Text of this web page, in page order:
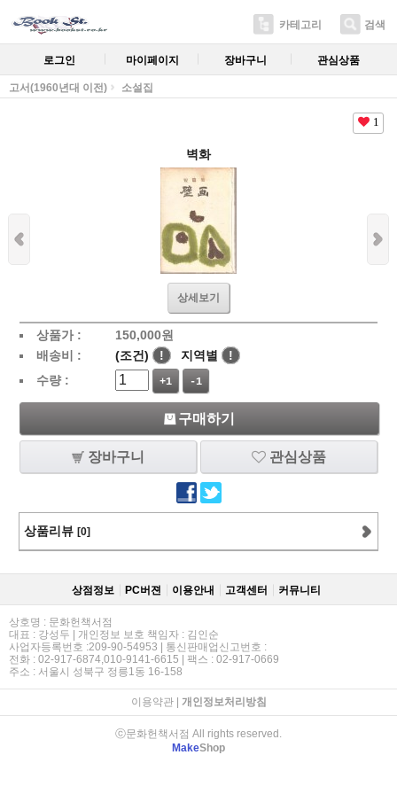
카테고리 검색
로그인 마이페이지 장바구니 관심상품
고서(1960년대 이전) 소설집
1
벽화
상세보기
상품가 : 150,000원
배송비 :
(조건) ! 지역별
!
수량 :
+1 -1
구매하기
장바구니 관심상품
상품리뷰 [0]
상점정보 PC버젼 이용안내 고객센터 커뮤니티
상호명 : 문화헌책서점
대표 : 강성두 | 개인정보 보호 책임자 : 김인순
사업자등록번호 :209-90-54953 | 통신판매업신고번호 :
전화 : 02-917-6874,010-9141-6615 | 팩스 : 02-917-0669
주소 : 서울시 성북구 정릉1동 16-158
이용약관| 개인정보처리방침
ⓒ문화헌책서점 All rights reserved.
MakeShop